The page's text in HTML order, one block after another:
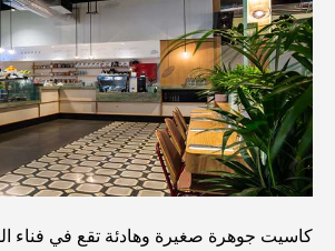
أفضل مدارس البكالوريا الدولية في دبي:
الأمور
المخطط الرئيسي لتلال دبي: رؤية للحياة
مطعم دار أوبرا دبي: حيث يلتقي الطعام
كاسيت جوهرة صغيرة وهادئة تقع في فناء